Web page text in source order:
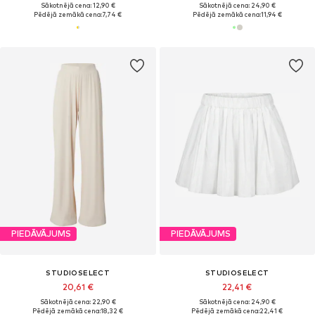
Sākotnējā cena: 12,90 €
Pēdējā zemākā cena:7,74 €
Sākotnējā cena: 24,90 €
Pēdējā zemākā cena:11,94 €
PIEDĀVĀJUMS
STUDIOSELECT
20,61 €
Sākotnējā cena: 22,90 €
Pēdējā zemākā cena:18,32 €
PIEDĀVĀJUMS
STUDIOSELECT
22,41 €
Sākotnējā cena: 24,90 €
Pēdējā zemākā cena:22,41 €